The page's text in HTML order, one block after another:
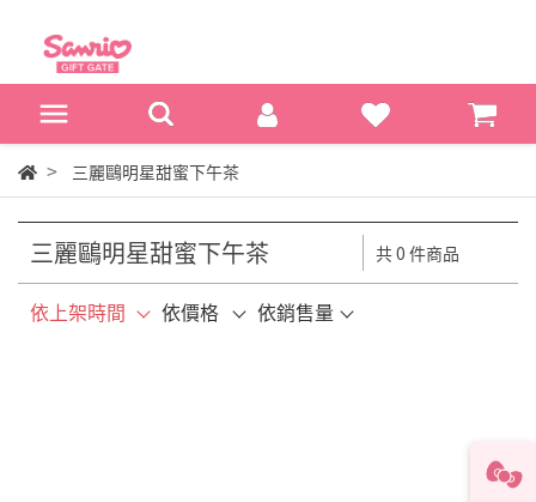
三麗鷗明星甜蜜下午茶
三麗鷗明星甜蜜下午茶 共 0 件商品
依上架時間 依價格 依銷售量